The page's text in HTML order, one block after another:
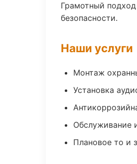
Грамотный
безопасности.
Наши услуги
Монтаж
Установка
Обслуживание
Плановое то и